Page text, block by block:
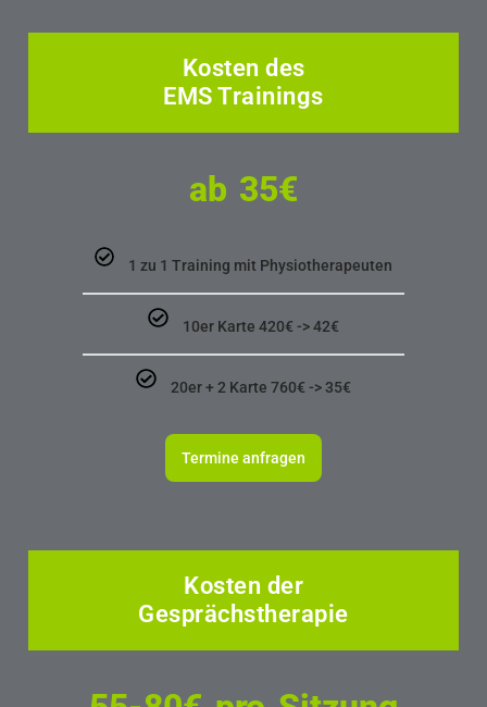
Kosten des
EMS Trainings
ab 35€
1 zu 1 Training mit Physiotherapeuten
10er Karte 420€ -> 42€
20er + 2 Karte 760€ -> 35€
Termine anfragen
Kosten der
Gesprächstherapie